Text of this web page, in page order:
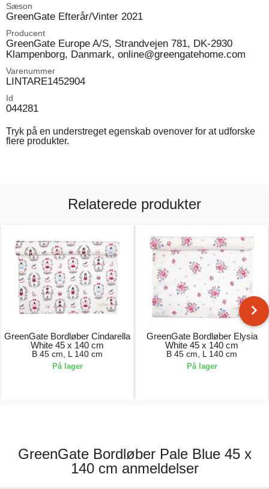
Sæson
GreenGate Efterår/Vinter 2021
Producent
GreenGate Europe A/S, Strandvejen 781, DK-2930
Klampenborg, Danmark, online@greengatehome.com
Varenummer
LINTARE1452904
Id
044281
Tryk på en understreget egenskab ovenover for at udforske
flere produkter.
Relaterede produkter
GreenGate Bordløber Cindarella
White 45 x 140 cm
B 45 cm, L 140 cm
På lager
GreenGate Bordløber Elysia
White 45 x 140 cm
B 45 cm, L 140 cm
På lager
GreenGate Bordløber Pale Blue 45 x
140 cm anmeldelser